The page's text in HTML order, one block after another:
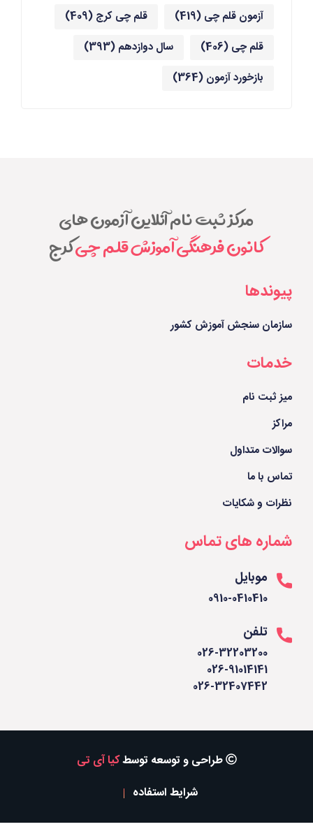
آزمون قلم چی (419) قلم چی کرج (409)
قلم چی (406) سال دوازدهم(393)
بازخورد آزمون(364)
مرکز ثبت نام آنلاین آزمون های
کانون فرهنگی آموزش قلم چیکرج
پیوندها
سازمان سنجش آموزش کشور
خدمات
میز ثبت نام
سوالات متداول
تماس با ما
نظرات و شکایات
شماره های تماس
موبایل
0910-0410410
تلفن
026-32203200
026-91014141
026-32407442
طراحی و توسعه توسطکیا آی تی
شرایط استفاده